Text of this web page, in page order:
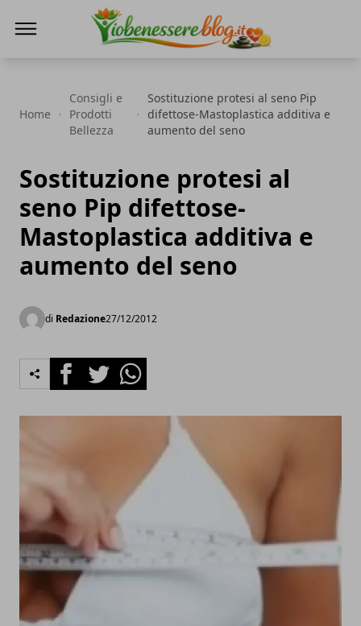
Home
Consigli e
Prodotti
Bellezza
Sostituzione protesi al seno Pip
difettose-Mastoplastica additiva e
aumento del seno
Sostituzione protesi al
seno Pip difettose-
Mastoplastica additiva e
aumento del seno
di Redazione27/12/2012
FacebookTwitterWhatsapp